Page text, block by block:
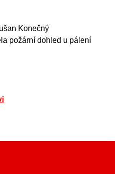
Konečný
požární dohled u pálení